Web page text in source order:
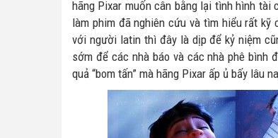
hãng Pixar muốn cân bằng lại tình hình
làm phim đã nghiên cứu và tìm hiểu rất kỹ
với người latin thì đây là dịp để kỷ niệm
sớm để các nhà báo và các nhà phê bình
quả “bom tấn” mà hãng Pixar ấp ủ bấy lâu